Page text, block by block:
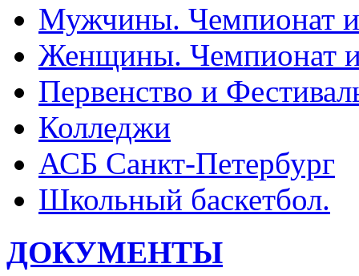
Мужчины. Чемпионат и
Женщины. Чемпионат и
Первенство и
Колледжи
АСБ Санкт-Петербург
Школьный баскетбол.
ДОКУМЕНТЫ